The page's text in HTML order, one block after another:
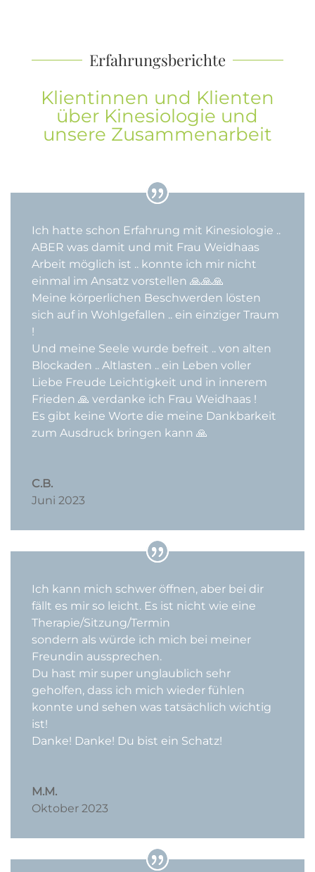
Erfahrungsberichte
Klientinnen und Klienten
über Kinesiologie und
unsere Zusammenarbeit
Ich hatte schon Erfahrung mit Kinesiologie ..
ABER was damit und mit Frau Weidhaas
Arbeit möglich ist .. konnte ich mir nicht
einmal im Ansatz vorstellen 🙏🙏🙏
Meine körperlichen Beschwerden lösten
sich auf in Wohlgefallen .. ein einziger Traum
!
Und meine Seele wurde befreit .. von alten
Blockaden .. Altlasten .. ein Leben voller
Liebe Freude Leichtigkeit und in innerem
Frieden 🙏 verdanke ich Frau Weidhaas !
Es gibt keine Worte die meine Dankbarkeit
zum Ausdruck bringen kann 🙏
C.B.
Juni 2023
Ich kann mich schwer öffnen, aber bei dir
fällt es mir so leicht. Es ist nicht wie eine
Therapie/Sitzung/Termin
sondern als würde ich mich bei meiner
Freundin aussprechen.
Du hast mir super unglaublich sehr
geholfen, dass ich mich wieder fühlen
konnte und sehen was tatsächlich wichtig
ist!
Danke! Danke! Du bist ein Schatz!
M.M.
Oktober 2023